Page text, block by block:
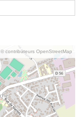
© contributeurs OpenStreetMap